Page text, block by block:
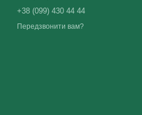
+38 (099) 430 44 44
Передзвонити вам?